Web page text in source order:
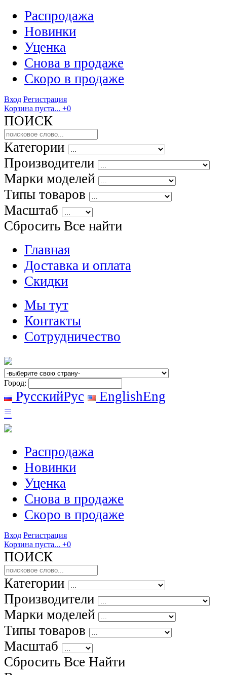
Распродажа
Новинки
Уценка
Снова в продаже
Скоро в продаже
Вход Регистрация
Корзина пуста... +0
ПОИСК
Категории
Производители
Марки моделей
Типы товаров
Масштаб
Сбросить Все найти
Главная
Доставка и оплата
Скидки
Мы тут
Контакты
Сотрудничество
Город:
РусскийРус EnglishEng
≡
Распродажа
Новинки
Уценка
Снова в продаже
Скоро в продаже
Вход Регистрация
Корзина пуста... +0
ПОИСК
Категории
Производители
Марки моделей
Типы товаров
Масштаб
Сбросить Все Найти